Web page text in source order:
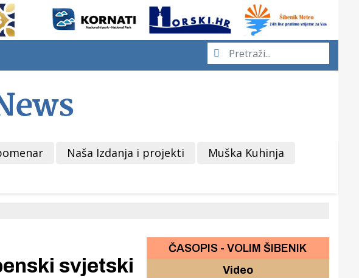
Naša Izdanja i projekti
Muška Kuhinja
svjetski
ČASOPIS - VOLIM ŠIBENIK
Video